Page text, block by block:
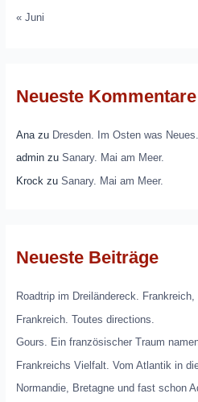
« Juni
Neueste Kommentare
Anazu Dresden. Im Osten was Neues.
adminzu Sanary. Mai am Meer.
Krockzu Sanary. Mai am Meer.
Neueste Beiträge
Roadtrip im Dreiländereck. Frankreich,
Frankreich. Toutes directions.
Gours. Ein französischer Traum
Frankreichs Vielfalt. Vom Atlantik in
Normandie, Bretagne und fast schon